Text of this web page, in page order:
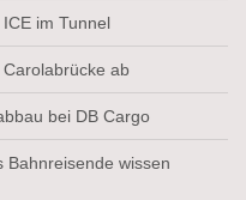
im Tunnel
ab
bei DB Cargo
Bahnreisende wissen